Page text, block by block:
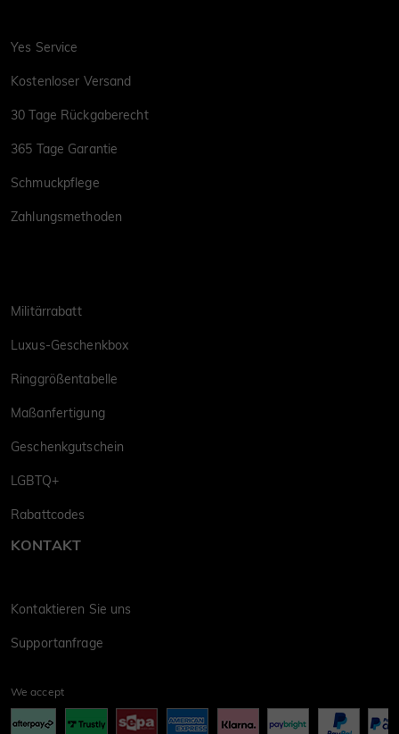
Yes Service
Kostenloser Versand
30 Tage Rückgaberecht
365 Tage Garantie
Schmuckpflege
Zahlungsmethoden
Militärrabatt
Luxus-Geschenkbox
Ringgrößentabelle
Maßanfertigung
Geschenkgutschein
LGBTQ+
Rabattcodes
KONTAKT
Kontaktieren Sie uns
Supportanfrage
We accept